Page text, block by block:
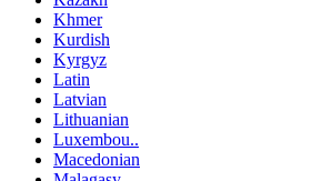
Khmer
Kurdish
Kyrgyz
Latin
Latvian
Lithuanian
Luxembou..
Macedonian